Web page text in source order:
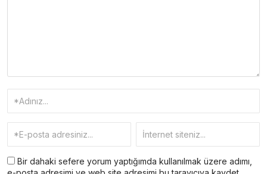
Bir dahaki sefere yorum yaptığımda kullanılmak üzere adımı,